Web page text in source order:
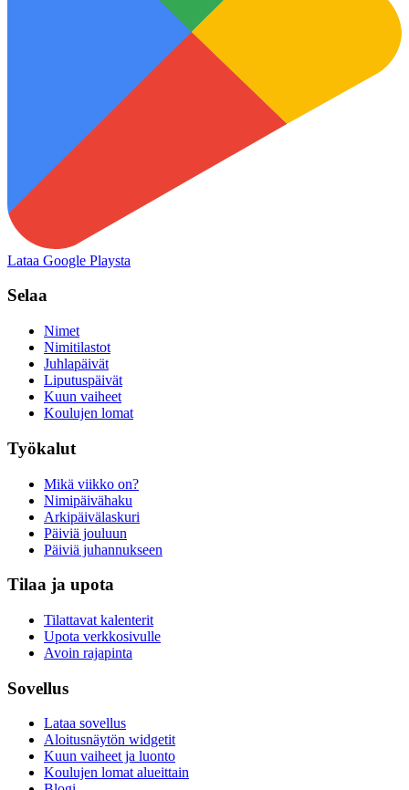
Lataa Google Playsta
Selaa
Nimet
Nimitilastot
Juhlapäivät
Liputuspäivät
Kuun vaiheet
Koulujen lomat
Työkalut
Mikä viikko on?
Nimipäivähaku
Arkipäivälaskuri
Päiviä jouluun
Päiviä juhannukseen
Tilaa ja upota
Tilattavat kalenterit
Upota verkkosivulle
Avoin rajapinta
Sovellus
Lataa sovellus
Aloitusnäytön widgetit
Kuun vaiheet ja luonto
Koulujen lomat alueittain